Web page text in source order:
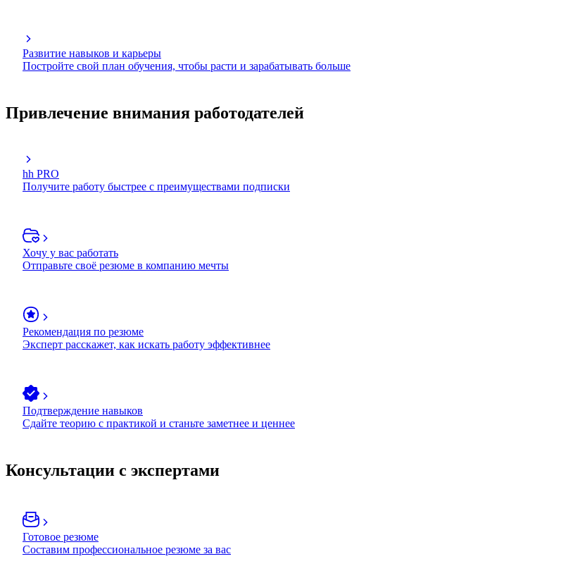
Развитие навыков и карьеры
Постройте свой план обучения, чтобы расти и зарабатывать больше
Привлечение внимания работодателей
hh PRO
Получите работу быстрее с преимуществами подписки
Хочу у вас работать
Отправьте своё резюме в компанию мечты
Рекомендация по резюме
Эксперт расскажет, как искать работу эффективнее
Подтверждение навыков
Сдайте теорию с практикой и станьте заметнее и ценнее
Консультации с экспертами
Готовое резюме
Составим профессиональное резюме за вас